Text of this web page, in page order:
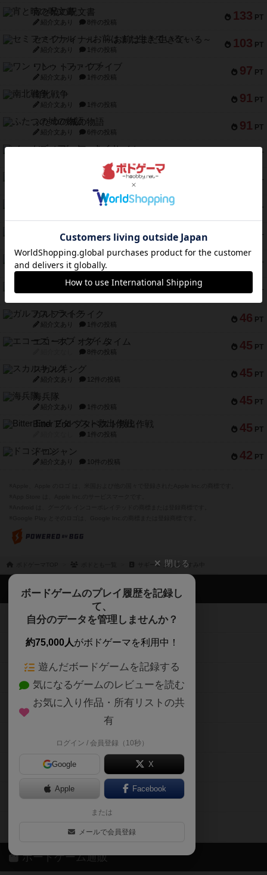
133 PT
宵と暁の呪文書
紹介文あり 8件の投稿
103 PT
セミファイナル ～お前はまだ生きている～
紹介文あり 1件の投稿
97 PT
ワン・トゥ・ファイブ
紹介文あり 1件の投稿
91 PT
南北戦争
紹介文あり 1件の投稿
91 PT
ふたつの城の物語
紹介文あり 6件の投稿
PT
ノームズ・アット・ナイト
PT
PT
フラットアイアン
PT
トランスオリエント・エクスプレス
紹介文なし 1件の投稿
PT
アンブッシュ！：ムーブアウト！
紹介文あり 1件の投稿
51 PT
キャプテン・フリップ：イスラ・ボンバ
46 PT
ガルフストライク
紹介文あり 1件の投稿
45 PT
エコーズ・オブ・タイム
8件の投稿
45 PT
スカルキング
紹介文あり 12件の投稿
45 PT
海兵隊
紹介文あり 1件の投稿
45 PT
Bitter End ブタペスト救出作戦
1件の投稿
42 PT
ドコジャン
紹介文あり 10件の投稿
サギー＠ 少しおやすみ中
閉じる
ボードゲームのプレイ履歴を記録し
て、
自分のデータを管理しませんか？
約75,000人がボドゲーマを利用中！
遊んだボードゲームを記録する
気になるゲームのレビューを読む
お気に入り作品・所有リストの共
有
ログイン / 会員登録（10秒）
Google X
Apple Facebook
または
メールで会員登録
ボドゲーマTOP
ボードゲームを検索する
ボードゲームの新着レビュー
ボードゲーム会情報
メカニクス特集
掲示板・トピックス
ボドとも・会員一覧
ボードゲーム業界コラム
ボドゲーマご利用案内
ボードゲーム通販